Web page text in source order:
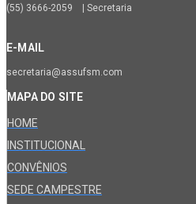
(55) 3666-2059 | Secretaria
E-MAIL
secretaria@assufsm.com
MAPA DO SITE
HOME
INSTITUCIONAL
CONVÊNIOS
SEDE CAMPESTRE